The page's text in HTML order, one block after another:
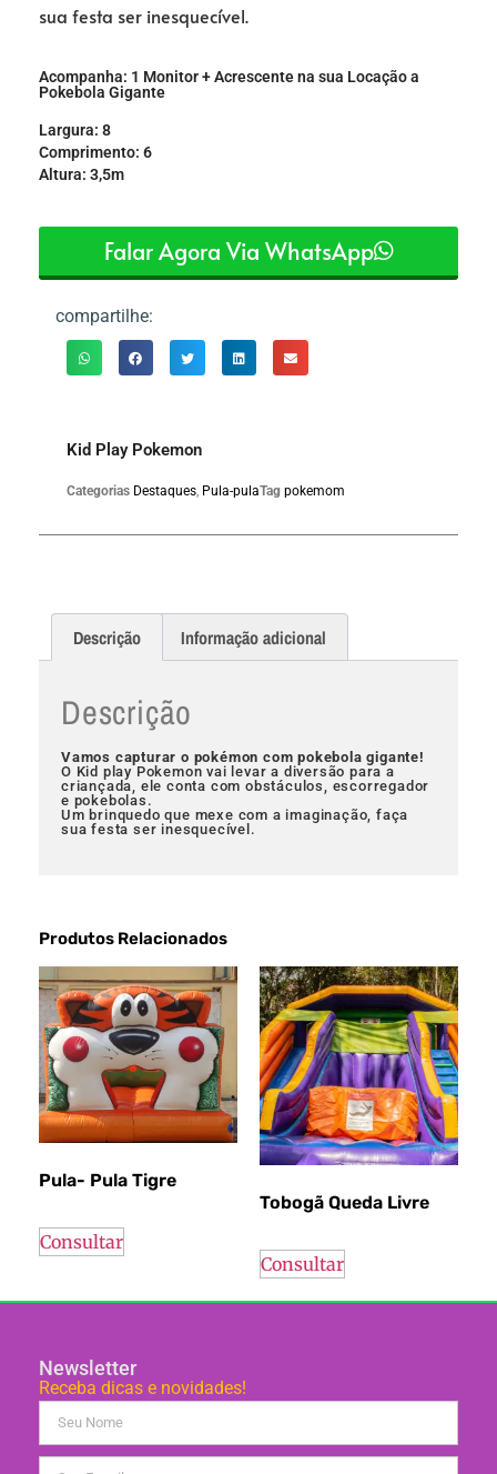
sua festa ser inesquecível.
Acompanha: 1 Monitor + Acrescente na sua Locação a
Pokebola Gigante
Largura: 8
Comprimento: 6
Altura: 3,5m
Falar Agora Via WhatsApp
compartilhe:
Kid Play Pokemon
Categorias Destaques Pula-pulaTag pokemom
Descrição Informação adicional
Descrição
Vamos capturar o pokémon com pokebola gigante!
O Kid play Pokemon vai levar a diversão para a
criançada, ele conta com obstáculos, escorregador
e pokebolas.
Um brinquedo que mexe com a imaginação, faça
sua festa ser inesquecível.
Produtos Relacionados
Pula- Pula Tigre
Consultar
Tobogã Queda Livre
Consultar
Newsletter
Receba dicas e novidades!